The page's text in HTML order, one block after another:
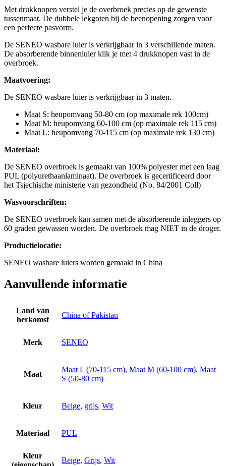
Met drukknopen verstel je de overbroek precies op de gewenste
tussenmaat. De dubbele lekgoten bij de beenopening zorgen voor
een perfecte pasvorm.
De SENEO wasbare luier is verkrijgbaar in 3 verschillende maten.
De absorberende binnenluier klik je met 4 drukknopen vast in de
overbroek.
Maatvoering:
De SENEO wasbare luier is verkrijgbaar in 3 maten.
Maat S: heupomvang 50-80 cm (op maximale rek 100cm)
Maat M: heupomvang 60-100 cm (op maximale rek 115 cm)
Maat L: heupomvang 70-115 cm (op maximale rek 130 cm)
Materiaal:
De SENEO overbroek is gemaakt van 100% polyester met een laag
PUL (polyurethaanlaminaat). De overbroek is gecertificeerd door
het Tsjechische ministerie van gezondheid (No. 84/2001 Coll)
Wasvoorschriften:
De SENEO overbroek kan samen met de absorberende inleggers op
60 graden gewassen worden. De overbroek mag NIET in de droger.
Productielocatie:
SENEO wasbare luiers worden gemaakt in China
Aanvullende informatie
Land van
herkomst
China of Pakistan
Merk SENEO
Maat
Maat L (70-115 cm), Maat M (60-100 cm), Maat
S (50-80 cm)
Kleur Beige, grijs, Wit
Materiaal PUL
Kleur
Beige, Grijs, Wit